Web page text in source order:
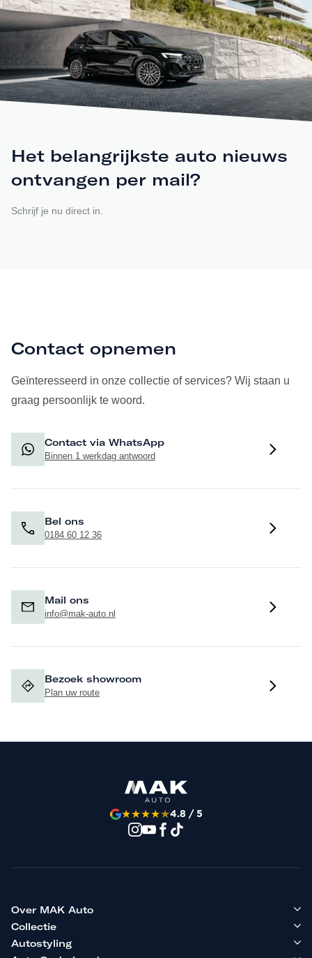
Het belangrijkste auto nieuws
ontvangen per mail?
Schrijf je nu direct in.
Contact opnemen
Geïnteresseerd in onze collectie of services? Wij staan u
graag persoonlijk te woord.
Contact via WhatsApp
Binnen 1 werkdag antwoord
Bel ons
0184 60 12 36
Mail ons
info@mak-auto.nl
Bezoek showroom
Plan uw route
★★★★★4.8 / 5
Over MAK Auto
Collectie
Autostyling